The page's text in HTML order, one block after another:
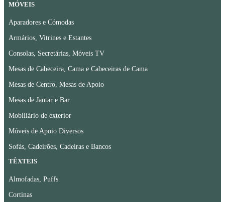
MÓVEIS
Aparadores e Cómodas
Armários, Vitrines e Estantes
Consolas, Secretárias, Móveis TV
Mesas de Cabeceira, Cama e Cabeceiras de Cama
Mesas de Centro, Mesas de Apoio
Mesas de Jantar e Bar
Mobiliário de exterior
Móveis de Apoio Diversos
Sofás, Cadeirões, Cadeiras e Bancos
TÊXTEIS
Almofadas, Puffs
Cortinas